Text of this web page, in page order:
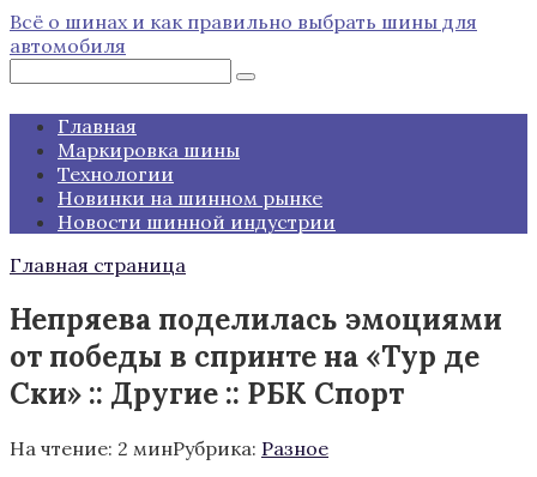
Перейти
к
Всё о шинах и как правильно выбрать шины для
автомобиля
Главная
Маркировка шины
Технологии
Новинки на шинном рынке
Новости шинной индустрии
Главная страница
Непряева поделилась эмоциями
от победы в спринте на «Тур де
Ски» :: Другие :: РБК Спорт
На чтение: 2 минРубрика: Разное